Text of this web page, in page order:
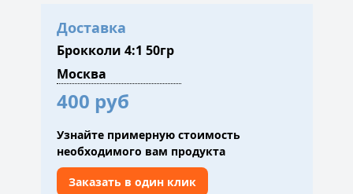
Доставка
Брокколи 4:1 50гр
400 руб
Узнайте примерную стоимость
необходимого вам продукта
Заказать в один клик